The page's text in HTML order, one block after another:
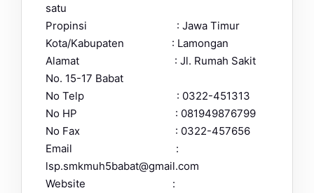
satu
Propinsi : Jawa Timur
Kota/Kabupaten : Lamongan
Alamat : Jl. Rumah Sakit
No. 15-17 Babat
No Telp : 0322-451313
No HP : 081949876799
No Fax : 0322-457656
Email :
lsp.smkmuh5babat@gmail.com
Website :